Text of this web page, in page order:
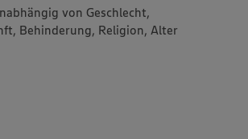
von Geschlecht,
Behinderung, Religion, Alter